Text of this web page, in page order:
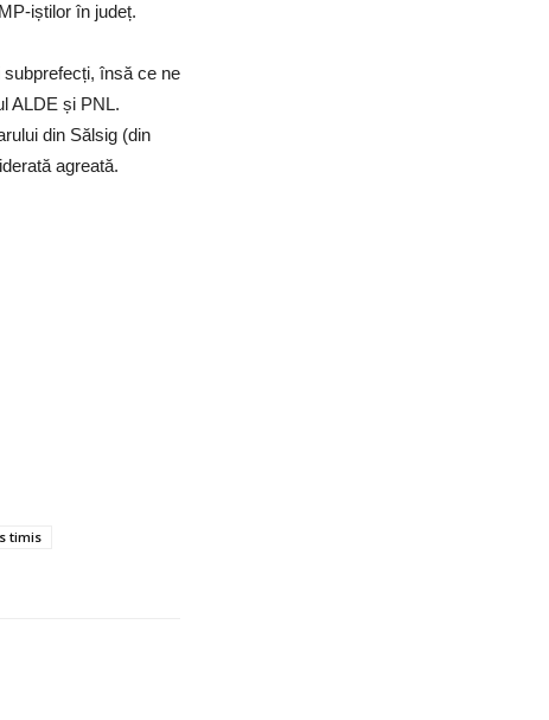
iștilor în județ.
însă ce ne
ALDE și PNL.
din Sălsig (din
agreată.
timis